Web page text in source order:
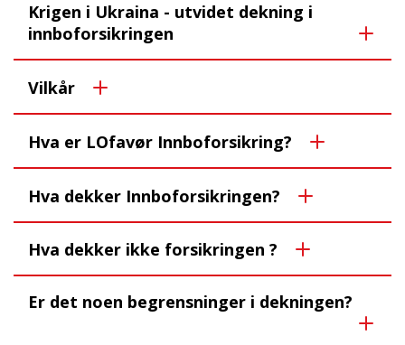
Krigen i Ukraina - utvidet dekning i
innboforsikringen
Vilkår
Hva er LOfavør Innboforsikring?
Hva dekker Innboforsikringen?
Hva dekker ikke forsikringen ?
Er det noen begrensninger i dekningen?